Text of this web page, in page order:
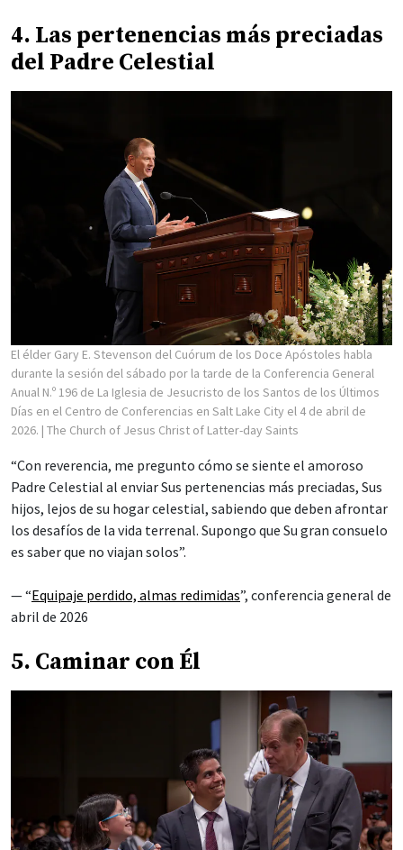
4. Las pertenencias más preciadas
del Padre Celestial
El élder Gary E. Stevenson del Cuórum de los Doce Apóstoles habla
durante la sesión del sábado por la tarde de la Conferencia General
Anual N.º 196 de La Iglesia de Jesucristo de los Santos de los Últimos
Días en el Centro de Conferencias en Salt Lake City el 4 de abril de
2026. | The Church of Jesus Christ of Latter-day Saints
“Con reverencia, me pregunto cómo se siente el amoroso
Padre Celestial al enviar Sus pertenencias más preciadas, Sus
hijos, lejos de su hogar celestial, sabiendo que deben afrontar
los desafíos de la vida terrenal. Supongo que Su gran consuelo
es saber que no viajan solos”.
— “Equipaje perdido, almas redimidas”, conferencia general de
abril de 2026
5. Caminar con Él